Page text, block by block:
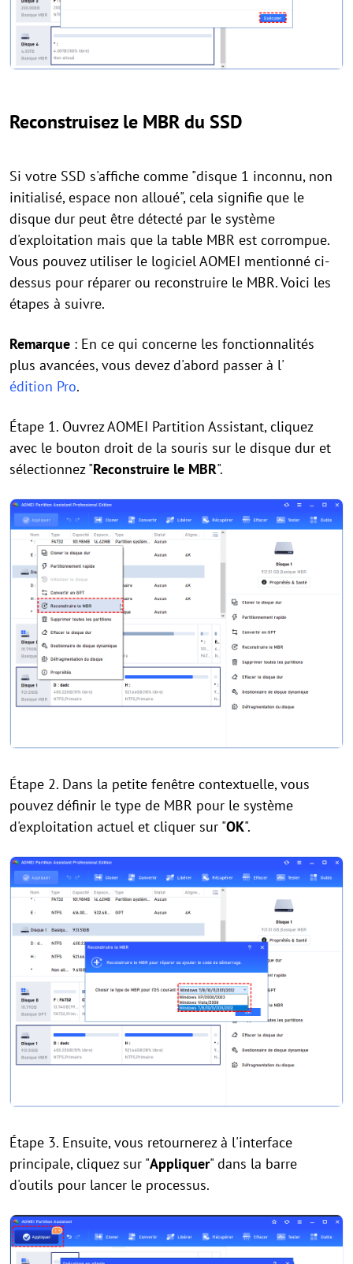
Reconstruisez le MBR du SSD
Si votre SSD s'affiche comme "disque 1 inconnu, non
initialisé, espace non alloué", cela signifie que le
disque dur peut être détecté par le système
d'exploitation mais que la table MBR est corrompue.
Vous pouvez utiliser le logiciel AOMEI mentionné ci-
dessus pour réparer ou reconstruire le MBR. Voici les
étapes à suivre.
Remarque : En ce qui concerne les fonctionnalités
plus avancées, vous devez d'abord passer à l'
édition Pro.
Étape 1. Ouvrez AOMEI Partition Assistant, cliquez
avec le bouton droit de la souris sur le disque dur et
sélectionnez "Reconstruire le MBR".
Étape 2. Dans la petite fenêtre contextuelle, vous
pouvez définir le type de MBR pour le système
d'exploitation actuel et cliquer sur "OK".
Étape 3. Ensuite, vous retournerez à l'interface
principale, cliquez sur "Appliquer" dans la barre
d'outils pour lancer le processus.